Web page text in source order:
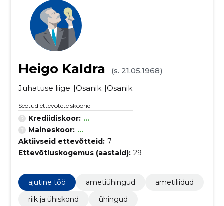
Heigo Kaldra
(s. 21.05.1968)
Juhatuse liige
Osanik Osanik
Seotud ettevõtete skoorid
Krediidiskoor: ...
Maineskoor: ...
Aktiivseid ettevõtteid: 7
Ettevõtluskogemus (aastaid): 29
ajutine töö ametiühingud
ametiliidud
riik ja ühiskond
ühingud